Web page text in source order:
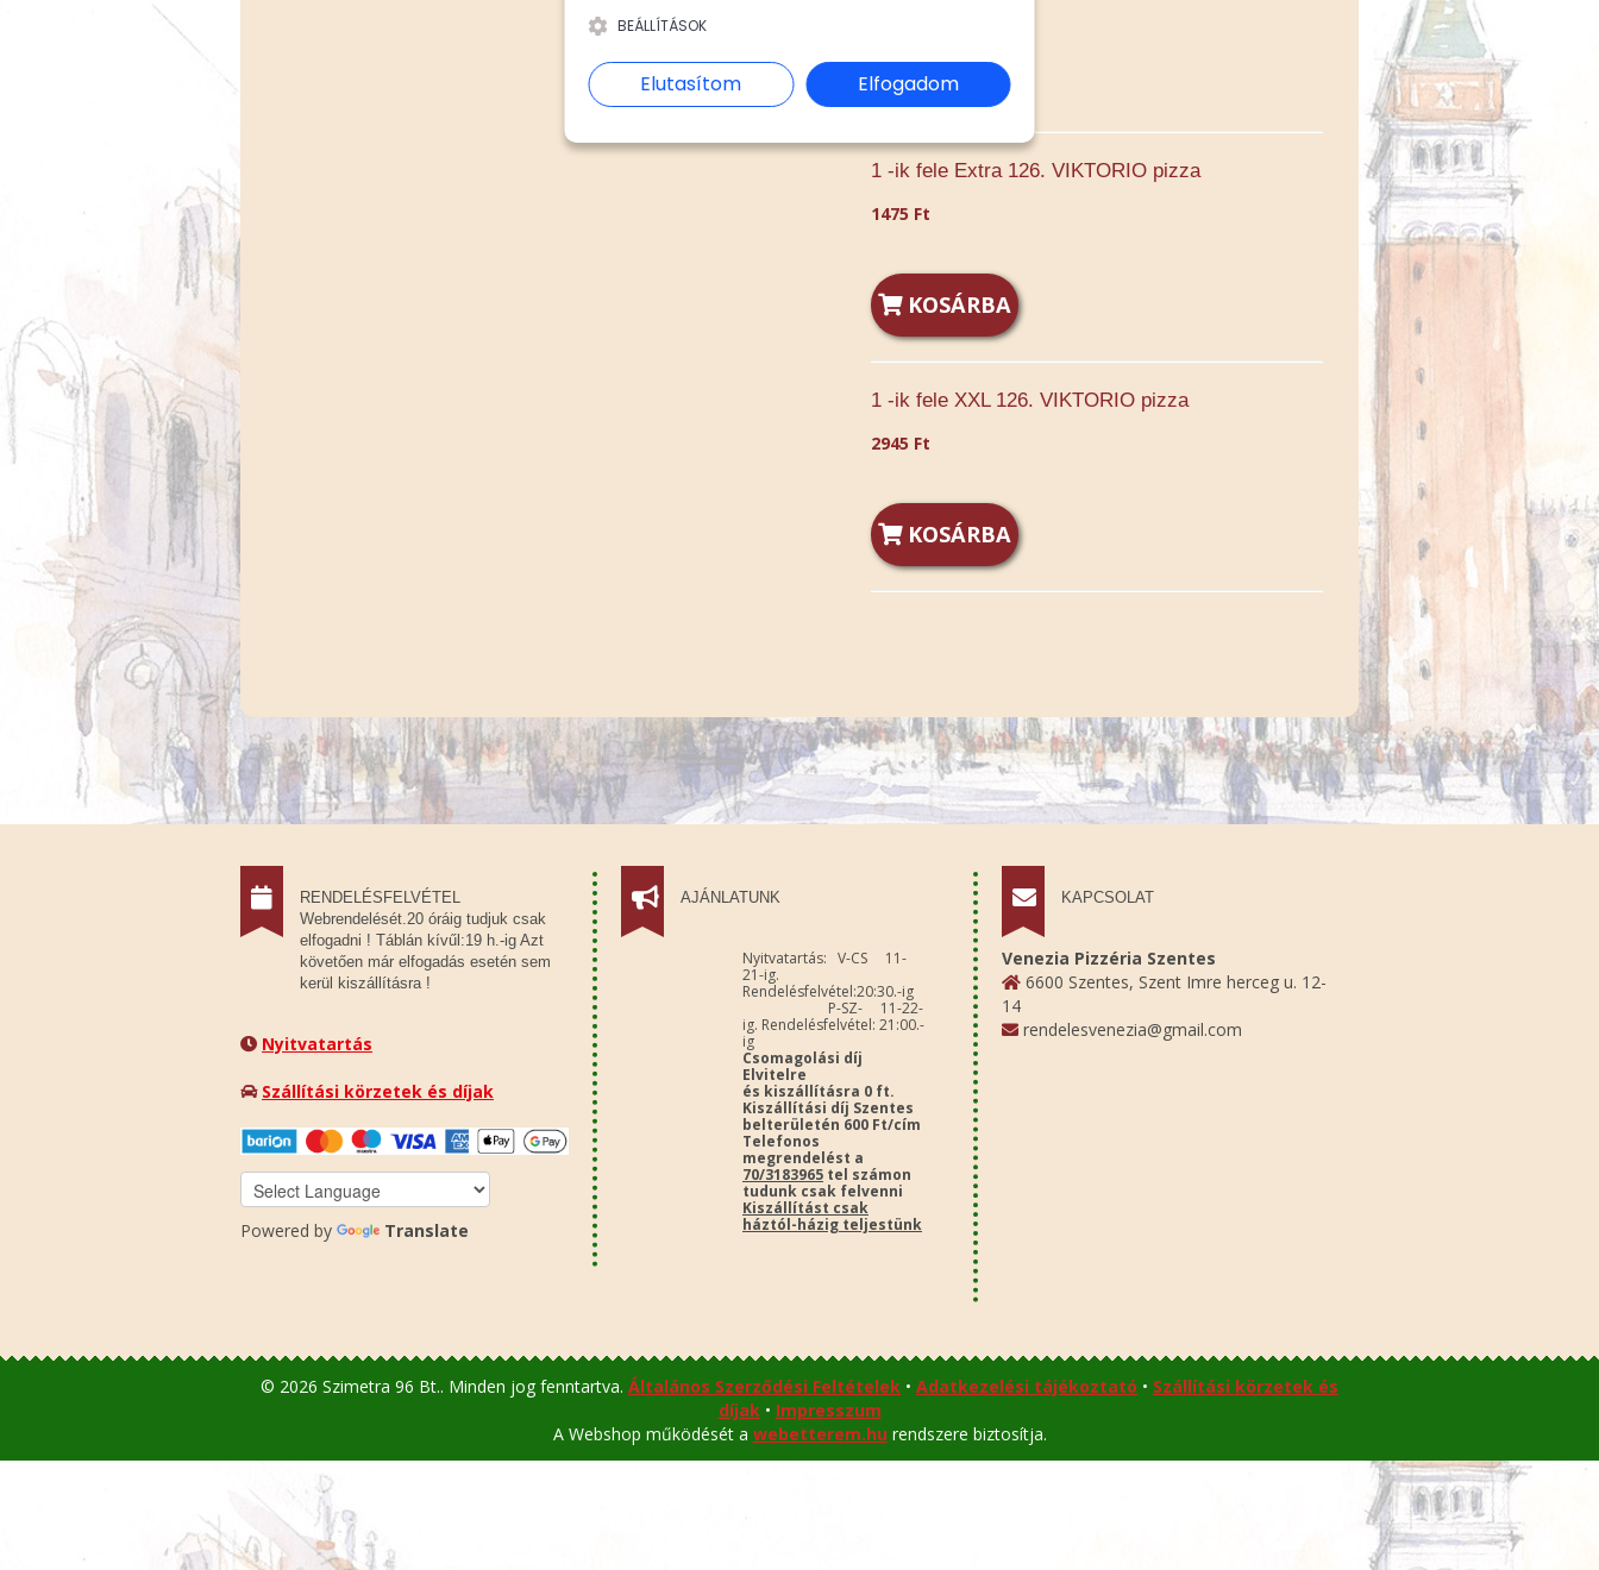
KOSÁRBA
1 -ik fele Extra 126. VIKTORIO pizza
1475 Ft
KOSÁRBA
1 -ik fele XXL 126. VIKTORIO pizza
2945 Ft
KOSÁRBA
RENDELÉSFELVÉTEL
Webrendelését.20 óráig tudjuk csak
elfogadni ! Táblán kívűl:19 h.-ig Azt
követően már elfogadás esetén sem
kerül kiszállításra !
Nyitvatartás
Szállítási körzetek és díjak
Powered by Translate
AJÁNLATUNK
Nyitvatartás: V-CS 11-
21-ig.
Rendelésfelvétel:20:30.-ig
P-SZ- 11-22-
ig. Rendelésfelvétel: 21:00.-
ig
Csomagolási díj
Elvitelre
és kiszállításra 0 ft.
Kiszállítási díj Szentes
belterületén 600 Ft/cím
Telefonos
megrendelést a
70/3183965 tel számon
tudunk csak felvenni
Kiszállítást csak
háztól-házig teljestünk
KAPCSOLAT
Venezia Pizzéria Szentes
6600 Szentes, Szent Imre herceg u. 12-
14
rendelesvenezia@gmail.com
© 2026 Szimetra 96 Bt.. Minden jog fenntartva. Általános Szerződési Feltételek • Adatkezelési tájékoztató • Szállítási körzetek és
díjak• Impresszum
A Webshop működését a webetterem.hu rendszere biztosítja.
BEÁLLÍTÁSOK
Elutasítom Elfogadom